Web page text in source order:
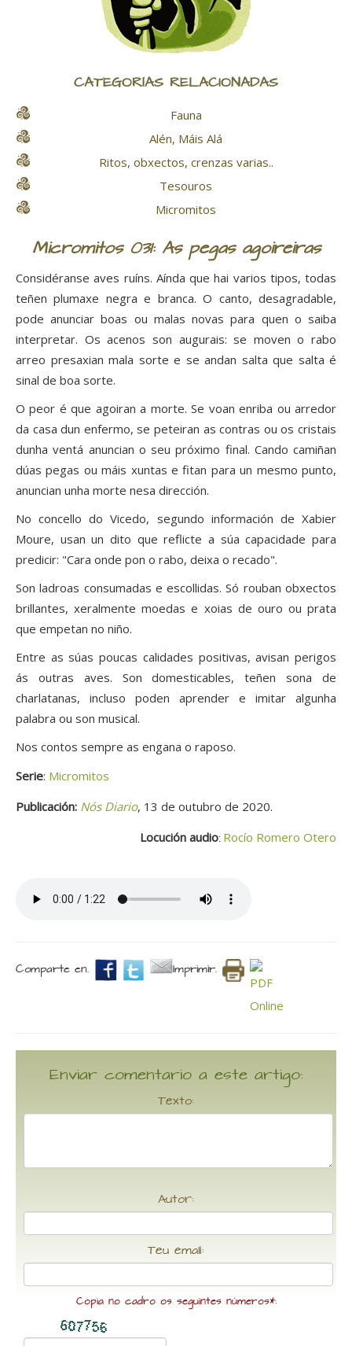
CATEGORÍAS RELACIONADAS
Fauna
Alén, Máis Alá
Ritos, obxectos, crenzas varias..
Tesouros
Micromitos
Micromitos 031: As pegas agoireiras
Considéranse aves ruíns. Aínda que hai varios tipos, todas
teñen plumaxe negra e branca. O canto, desagradable,
pode anunciar boas ou malas novas para quen o saiba
interpretar. Os acenos son augurais: se moven o rabo
arreo presaxian mala sorte e se andan salta que salta é
sinal de boa sorte.
O peor é que agoiran a morte. Se voan enriba ou arredor
da casa dun enfermo, se peteiran as contras ou os cristais
dunha ventá anuncian o seu próximo final. Cando camiñan
dúas pegas ou máis xuntas e fitan para un mesmo punto,
anuncian unha morte nesa dirección.
No concello do Vicedo, segundo información de Xabier
Moure, usan un dito que reflicte a súa capacidade para
predicir: "Cara onde pon o rabo, deixa o recado".
Son ladroas consumadas e escollidas. Só rouban obxectos
brillantes, xeralmente moedas e xoias de ouro ou prata
que empetan no niño.
Entre as súas poucas calidades positivas, avisan perigos
ás outras aves. Son domesticables, teñen sona de
charlatanas, incluso poden aprender e imitar algunha
palabra ou son musical.
Nos contos sempre as engana o raposo.
Serie: Micromitos
Publicación: Nós Diario, 13 de outubro de 2020.
Locución audio: Rocío Romero Otero
Comparte en. Imprimir.
Enviar comentario a este artigo:
Texto:
Autor:
Teu email:
Copia no cadro os seguintes números*: